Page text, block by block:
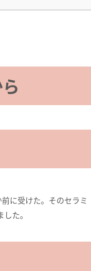
に受けた。そのセラミ
た。